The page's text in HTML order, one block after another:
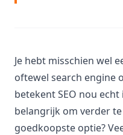
Je hebt misschien wel
oftewel search engine
betekent SEO nou
belangrijk om verder
goedkoopste optie?